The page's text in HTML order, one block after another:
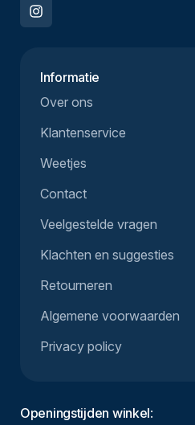
Informatie
Over ons
Klantenservice
Weetjes
Contact
Veelgestelde vragen
Klachten en suggesties
Retourneren
Algemene voorwaarden
Privacy policy
Openingstijden winkel: